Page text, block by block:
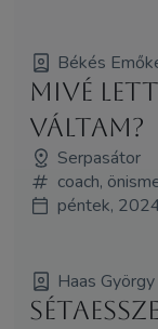
Békés
Mivé
váltam?
Serpasátor
coach,
péntek,
Haas György